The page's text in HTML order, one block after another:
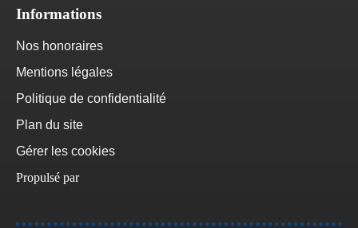
Informations
Nos honoraires
Mentions légales
Politique de confidentialité
Plan du site
Gérer les cookies
Propulsé par